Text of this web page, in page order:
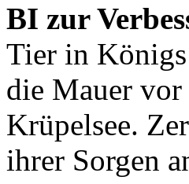
BI zur
Tier in Königs
die Mauer vor
Krüpelsee.
ihrer Sorgen